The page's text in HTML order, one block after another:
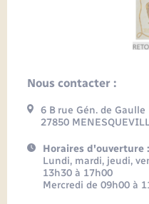
Nous contacter :
6 B rue Gén. de Gaulle
27850
Horaires d'ouverture :
Lundi, mardi, jeudi,
13h30 à 17h00
Mercredi de 09h00 à